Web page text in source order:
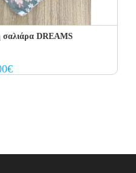
σαλιάρα DREAMS
€